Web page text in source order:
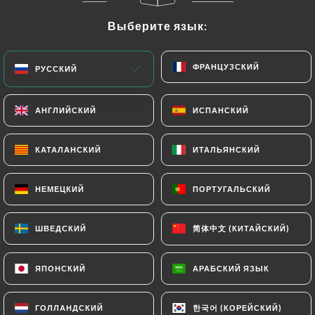
Выберите язык:
РУССКИЙ ФРАНЦУЗСКИЙ
АНГЛИЙСКИЙ ИСПАНСКИЙ
КАТАЛАНСКИЙ ИТАЛЬЯНСКИЙ
НЕМЕЦКИЙ ПОРТУГАЛЬСКИЙ
ШВЕДСКИЙ 简体中文 (КИТАЙСКИЙ)
ЯПОНСКИЙ АРАБСКИЙ ЯЗЫК
ГОЛЛАНДСКИЙ 한국어 (КОРЕЙСКИЙ)
СВЯЗАТЬСЯ С НАМИ
Связаться С Нами
Bistrot L'Estrapade
Выберите язык:
РУССКИЙ ФРАНЦУЗСКИЙ
АНГЛИЙСКИЙ ИСПАНСКИЙ
КАТАЛАНСКИЙ ИТАЛЬЯНСКИЙ
НЕМЕЦКИЙ ПОРТУГАЛЬСКИЙ
ШВЕДСКИЙ 简体中文 (КИТАЙСКИЙ)
ЯПОНСКИЙ АРАБСКИЙ ЯЗЫК
ГОЛЛАНДСКИЙ 한국어 (КОРЕЙСКИЙ)